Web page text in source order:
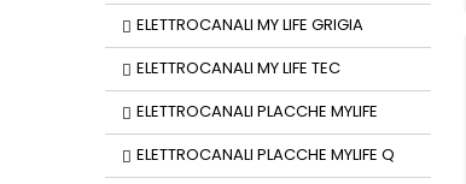
ELETTROCANALI MY LIFE GRIGIA
ELETTROCANALI MY LIFE TEC
ELETTROCANALI PLACCHE MYLIFE
ELETTROCANALI PLACCHE MYLIFE Q